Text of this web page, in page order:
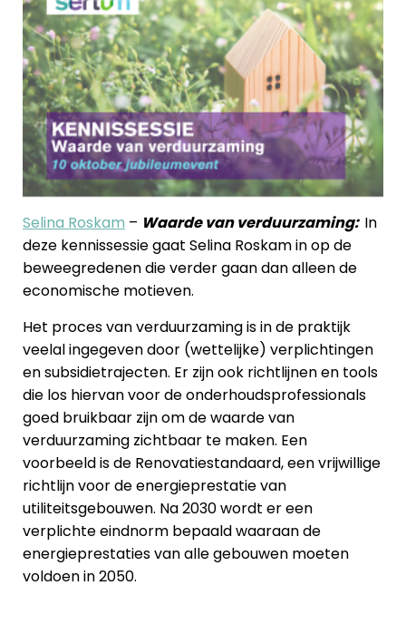
Selina Roskam – Waarde van verduurzaming: In
deze kennissessie gaat Selina Roskam in op de
beweegredenen die verder gaan dan alleen de
economische motieven.
Het proces van verduurzaming is in de praktijk
veelal ingegeven door (wettelijke) verplichtingen
en subsidietrajecten. Er zijn ook richtlijnen en tools
die los hiervan voor de onderhoudsprofessionals
goed bruikbaar zijn om de waarde van
verduurzaming zichtbaar te maken. Een
voorbeeld is de Renovatiestandaard, een vrijwillige
richtlijn voor de energieprestatie van
utiliteitsgebouwen. Na 2030 wordt er een
verplichte eindnorm bepaald waaraan de
energieprestaties van alle gebouwen moeten
voldoen in 2050.